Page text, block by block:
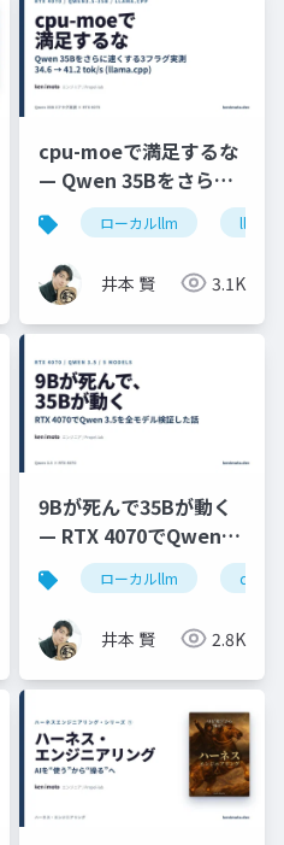
claudecode coderabbit
cpu-moeで満足するな
— Qwen 35Bをさらに
速くする3フラグ実測
(RTX 4070)
ローカルllm
井本 賢 3.1K
1password 暗号 認証
9Bが死んで35Bが動く
— RTX 4070でQwen
3.5を全モデル検証
ローカルllm qwen
井本 賢 2.8K